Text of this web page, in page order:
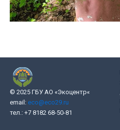
© 2025 ГБУ АО «Экоцентр«
email: eco@eco29.ru
тел.: +7 8182 68-50-81